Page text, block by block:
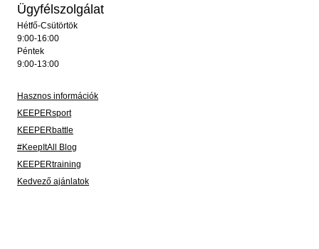
Ügyfélszolgálat
Hétfő-Csütörtök
9:00-16:00
Péntek
9:00-13:00
Hasznos információk
KEEPERsport
KEEPERbattle
#KeepItAll Blog
KEEPERtraining
Kedvező ajánlatok